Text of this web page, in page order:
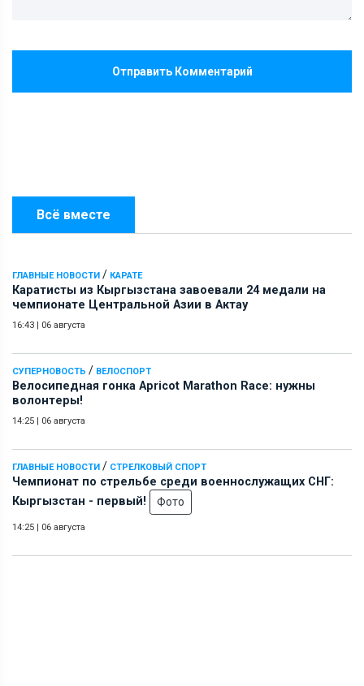
Всё вместе
ГЛАВНЫЕ НОВОСТИ / КАРАТЕ
Каратисты из Кыргызстана завоевали 24 медали на
чемпионате Центральной Азии в Актау
16:43 | 06 августа
СУПЕРНОВОСТЬ / ВЕЛОСПОРТ
Велосипедная гонка Apricot Marathon Race: нужны
волонтеры!
14:25 | 06 августа
ГЛАВНЫЕ НОВОСТИ / СТРЕЛКОВЫЙ СПОРТ
Чемпионат по стрельбе среди военнослужащих СНГ:
Кыргызстан - первый!
Фото
14:25 | 06 августа
Отправить Комментарий